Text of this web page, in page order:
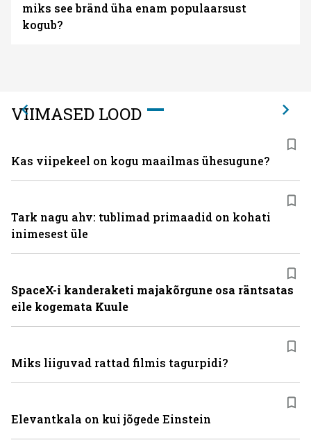
miks see bränd üha enam populaarsust
kogub?
VIIMASED LOOD
Kas viipekeel on kogu maailmas ühesugune?
Tark nagu ahv: tublimad primaadid on kohati
inimesest üle
SpaceX-i kanderaketi majakõrgune osa räntsatas
eile kogemata Kuule
Miks liiguvad rattad filmis tagurpidi?
Elevantkala on kui jõgede Einstein